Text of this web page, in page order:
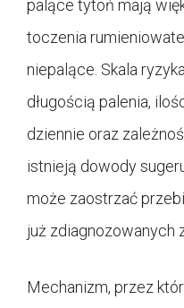
palące tytoń mają
toczenia
niepalące. Skala
długością palenia,
dziennie oraz
istnieją dowody
może zaostrzać
już zdiagnozowanych
Mechanizm, przez